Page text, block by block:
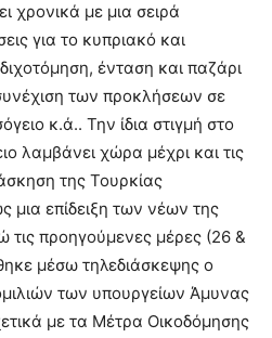
χρονικά με μια σειρά
για το κυπριακό και
ένταση και παζάρι
των προκλήσεων σε
κ.ά.. Την ίδια στιγμή στο
λαμβάνει χώρα μέχρι και τις
της Τουρκίας
επίδειξη των νέων της
προηγούμενες μέρες (26 &
μέσω τηλεδιάσκεψης ο
των υπουργείων Άμυνας
με τα Μέτρα Οικοδόμησης